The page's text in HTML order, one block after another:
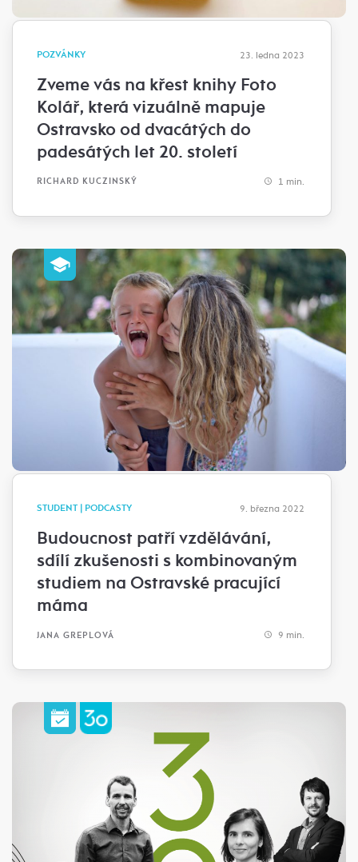
POZVÁNKY 23. ledna 2023
Zveme vás na křest knihy Foto
Kolář, která vizuálně mapuje
Ostravsko od dvacátých do
padesátých let 20. století
RICHARD KUCZINSKÝ 1 min.
STUDENT | PODCASTY 9. března 2022
Budoucnost patří vzdělávání,
sdílí zkušenosti s kombinovaným
studiem na Ostravské pracující
máma
JANA GREPLOVÁ 9 min.